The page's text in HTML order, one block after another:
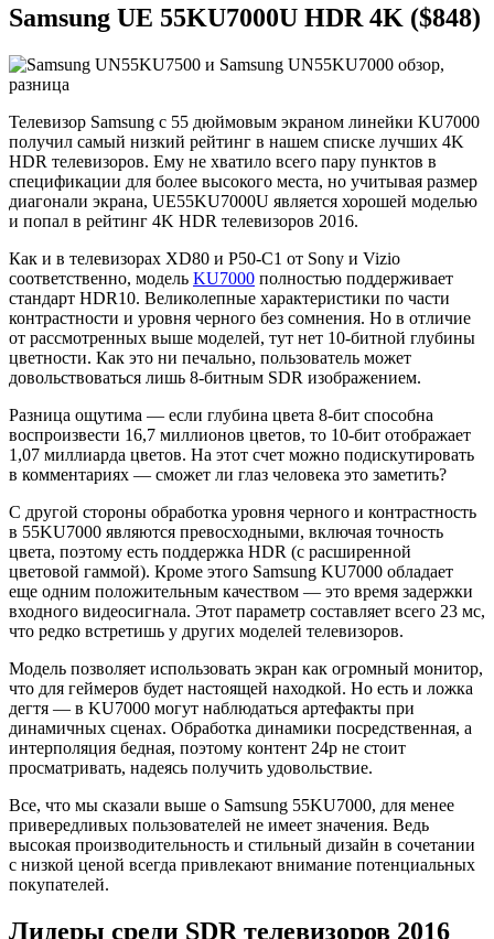
Samsung UE 55KU7000U HDR 4K ($848)
Телевизор Samsung с 55 дюймовым экраном линейки KU7000
получил самый низкий рейтинг в нашем списке лучших 4K
HDR телевизоров. Ему не хватило всего пару пунктов в
спецификации для более высокого места, но учитывая размер
диагонали экрана, UE55KU7000U является хорошей моделью
и попал в рейтинг 4K HDR телевизоров 2016.
Как и в телевизорах XD80 и P50-C1 от Sony и Vizio
соответственно, модель KU7000 полностью поддерживает
стандарт HDR10. Великолепные характеристики по части
контрастности и уровня черного без сомнения. Но в отличие
от рассмотренных выше моделей, тут нет 10-битной глубины
цветности. Как это ни печально, пользователь может
довольствоваться лишь 8-битным SDR изображением.
Разница ощутима — если глубина цвета 8-бит способна
воспроизвести 16,7 миллионов цветов, то 10-бит отображает
1,07 миллиарда цветов. На этот счет можно подискутировать
в комментариях — сможет ли глаз человека это заметить?
С другой стороны обработка уровня черного и контрастность
в 55KU7000 являются превосходными, включая точность
цвета, поэтому есть поддержка HDR (с расширенной
цветовой гаммой). Кроме этого Samsung KU7000 обладает
еще одним положительным качеством — это время задержки
входного видеосигнала. Этот параметр составляет всего 23 мс,
что редко встретишь у других моделей телевизоров.
Модель позволяет использовать экран как огромный монитор,
что для геймеров будет настоящей находкой. Но есть и ложка
дегтя — в KU7000 могут наблюдаться артефакты при
динамичных сценах. Обработка динамики посредственная, а
интерполяция бедная, поэтому контент 24р не стоит
просматривать, надеясь получить удовольствие.
Все, что мы сказали выше о Samsung 55KU7000, для менее
привередливых пользователей не имеет значения. Ведь
высокая производительность и стильный дизайн в сочетании
с низкой ценой всегда привлекают внимание потенциальных
покупателей.
Лидеры среди SDR телевизоров 2016